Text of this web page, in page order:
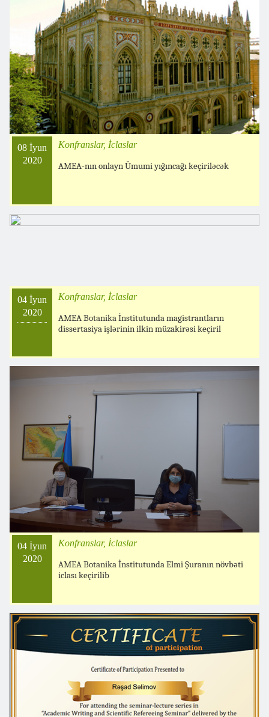
08 İyun
2020
Konfranslar, İclaslar
AMEA-nın onlayn Ümumi yığıncağı keçiriləcək
04 İyun
2020
Konfranslar, İclaslar
AMEA Botanika İnstitutunda magistrantların
dissertasiya işlərinin ilkin müzakirəsi keçiril
04 İyun
2020
Konfranslar, İclaslar
AMEA Botanika İnstitutunda Elmi Şuranın növbəti
iclası keçirilib